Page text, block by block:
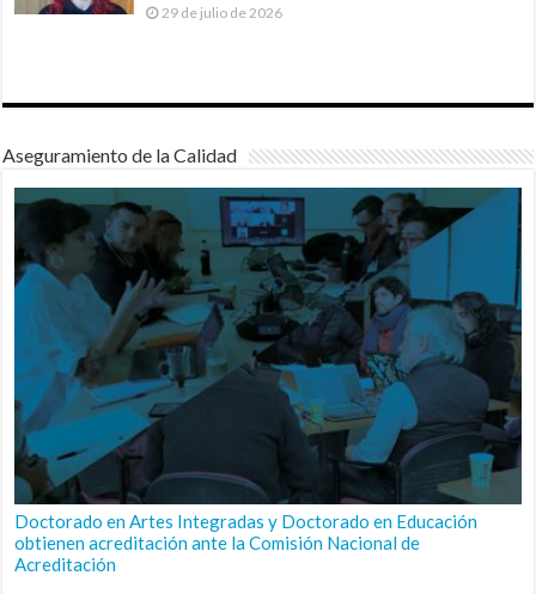
29 de julio de 2026
Aseguramiento de la Calidad
Doctorado en Artes Integradas y Doctorado en Educación
obtienen acreditación ante la Comisión Nacional de
Acreditación